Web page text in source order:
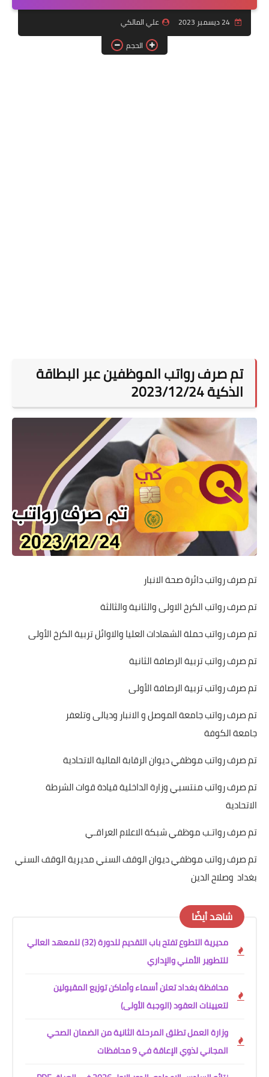
التقنية
سلف وقروض
وزارة العمل
24 ديسمبر 2023
علي المالكي
الحجم
تم صرف رواتب الموظفين عبر البطاقة
الذكية 2023/12/24
تم صرف رواتب دائرة صحة الانبار
تم صرف رواتب الكرخ الاولى والثانية والثالثة
تم صرف رواتب حملة الشهادات العليا والاوائل تربية الكرخ الأولى
تم صرف رواتب تربية الرصافة الثانية
تم صرف رواتب تربية الرصافة الأولى
تم صرف رواتب جامعة الموصل و الانبار وديالى وتلعفر
جامعة الكوفة
تم صرف رواتب موظفي ديوان الرقابة المالية الاتحادية
تم صرف رواتب منتسبي وزارة الداخلية قيادة قوات الشرطة
الاتحادية
تم صرف رواتـب موظفي شبكة الاعلام العراقـي
تم صرف رواتب موظفي ديوان الوقف السني مديرية الوقف السني
بغداد وصلاح الدين
شاهد أيضًا
مديرية التطوع تفتح باب التقديم للدورة (32) للمعهد العالي
للتطوير الأمني والإداري
محافظة بغداد تعلن أسماء وأماكن توزيع المقبولين
لتعيينات العقود (الوجبة الأولى)
وزارة العمل تطلق المرحلة الثانية من الضمان الصحي
المجاني لذوي الإعاقة في 9 محافظات